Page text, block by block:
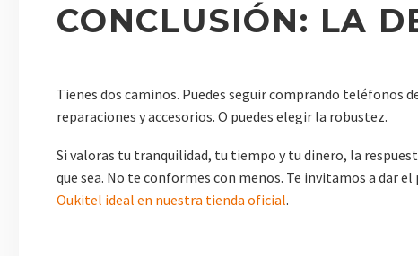
CONCLUSIÓN: LA
Tienes dos caminos. Puedes seguir comprando teléfonos
reparaciones y accesorios. O puedes elegir la robustez.
Si valoras tu tranquilidad, tu tiempo y tu dinero, la
que sea. No te conformes con menos. Te invitamos a dar
Oukitel ideal en nuestra tienda oficial.